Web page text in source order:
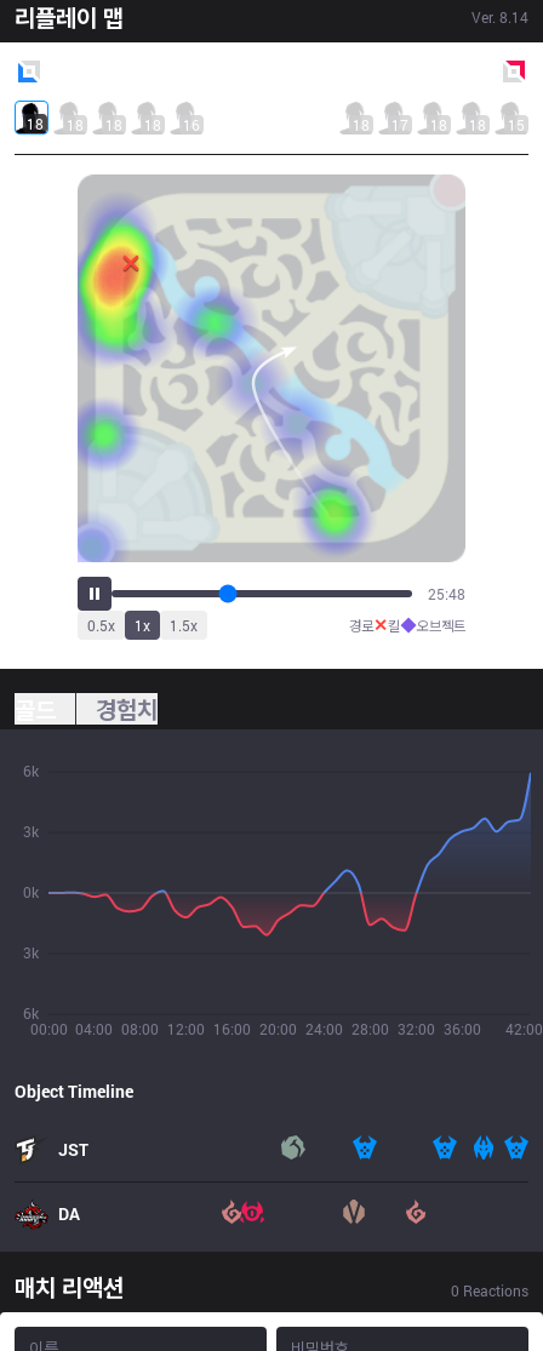
리플레이 맵 Ver. 8.14
18 18 18 18 16 18 17 18 18 15
28:30
0.5x 1x 1.5x 경로✕킬◆오브젝트
경험치
00:00 04:00 08:00 12:00 16:00 20:00 24:00 28:00 32:00 36:00 42:00
6k
3k
0k
3k
6k
Object Timeline
JST
DA
매치 리액션 0 Reactions